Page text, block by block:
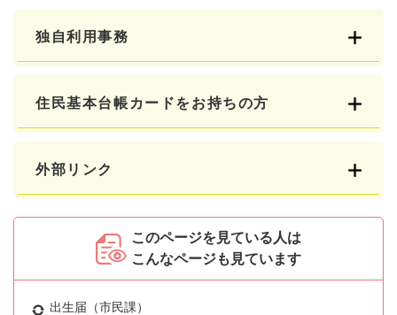
独自利用事務
住民基本台帳カードをお持ちの方
外部リンク
このページを見ている人は
こんなページも見ています
出生届（市民課）